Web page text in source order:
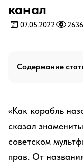
канал
07.05.2022
Содержание
«Как корабль
сказал
советском
прав. От